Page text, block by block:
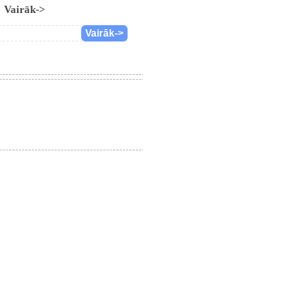
Vairāk->
Vairāk->